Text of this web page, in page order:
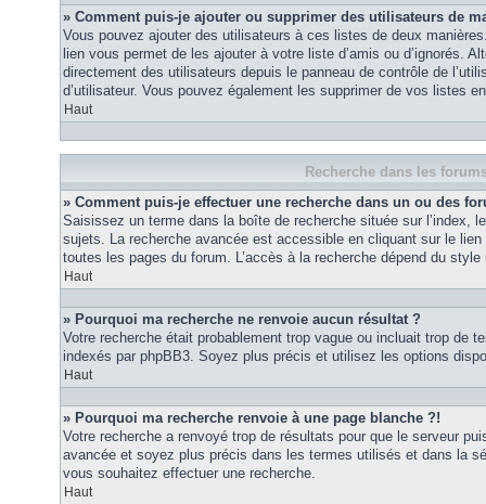
» Comment puis-je ajouter ou supprimer des utilisateurs de
Vous pouvez ajouter des utilisateurs à ces listes de deux
lien vous permet de les ajouter à votre liste d’amis ou d’ignorés.
directement des utilisateurs depuis le panneau de contrôle de
d’utilisateur. Vous pouvez également les supprimer de vos listes
Haut
Recherche dans les
» Comment puis-je effectuer une recherche dans un ou des
Saisissez un terme dans la boîte de recherche située sur l’index,
sujets. La recherche avancée est accessible en cliquant sur le
toutes les pages du forum. L’accès à la recherche dépend du style
Haut
» Pourquoi ma recherche ne renvoie aucun résultat ?
Votre recherche était probablement trop vague ou incluait trop de
indexés par phpBB3. Soyez plus précis et utilisez les options
Haut
» Pourquoi ma recherche renvoie à une page blanche ?!
Votre recherche a renvoyé trop de résultats pour que le serveur
avancée et soyez plus précis dans les termes utilisés et dans la
vous souhaitez effectuer une recherche.
Haut